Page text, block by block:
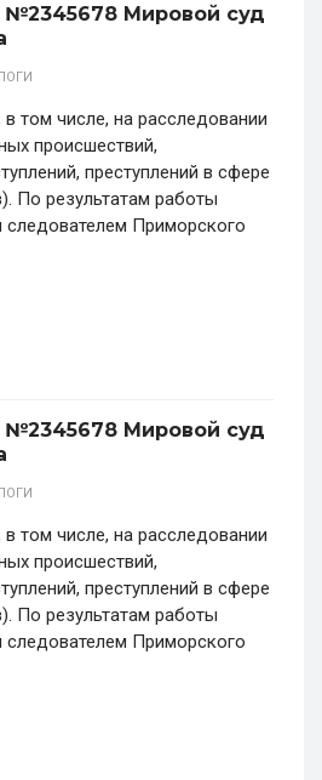
Мировой суд
том числе, на расследовании
происшествий,
преступлений в сфере
По результатам работы
следователем Приморского
Мировой суд
том числе, на расследовании
происшествий,
преступлений в сфере
По результатам работы
следователем Приморского